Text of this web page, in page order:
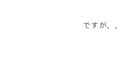
ですが、、